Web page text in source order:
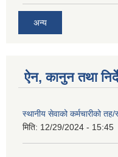
अन्य
ऐन, कानुन तथा
स्थानीय सेवाको कर्मचारीको तह/
मिति: 12/29/2024 - 15:45